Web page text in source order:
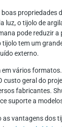
propriedades
luz, o tijolo de
pode reduzir
tem um
externo.
vários
custo geral do
fabricantes.
suporte a
as vantagens dos